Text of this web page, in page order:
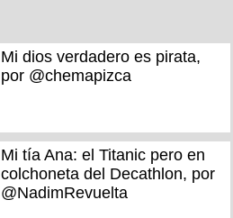
Mi dios verdadero es pirata,
por @chemapizca
Mi tía Ana: el Titanic pero en
colchoneta del Decathlon, por
@NadimRevuelta